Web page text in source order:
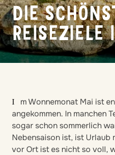
Reiseart
Über uns
Wunschliste
DIE
REISEZIELE
Im Wonnemonat Mai ist endlich überall der Frühling
angekommen. In manchen
sogar schon sommerlich
Nebensaison ist, ist Urlaub
vor Ort ist es nicht so voll,